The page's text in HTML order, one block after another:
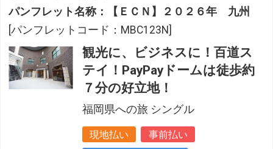
パンフレット名称：【ＥＣＮ】２０２６年 九州
[パンフレットコード：MBC123N]
観光に、ビジネスに！百道ス
テイ！PayPayドームは徒歩約
７分の好立地！
福岡県への旅 シングル
現地払い
事前払い